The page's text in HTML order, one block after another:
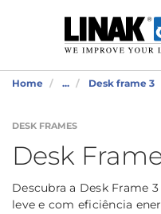
Home ... Desk frame 3
DESK FRAMES
Desk
Descubra a Desk Frame
leve e com eficiência